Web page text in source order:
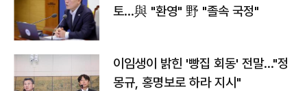
토…與 "환영" 野 "졸속 국정"
이임생이 밝힌 '빵집 회동' 전말…"정
몽규, 홍명보로 하라 지시"